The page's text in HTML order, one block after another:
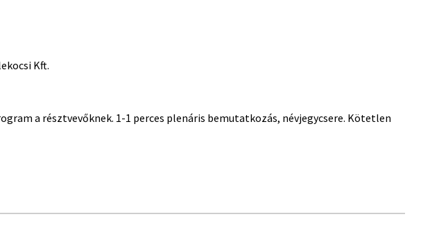
Kft.
a résztvevőknek. 1-1 perces plenáris bemutatkozás, névjegycsere. Kötetlen